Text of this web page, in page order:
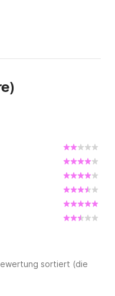
)
sortiert (die